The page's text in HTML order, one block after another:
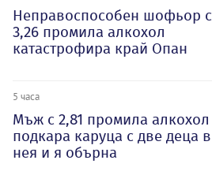
Неправоспособен шофьор с
3,26 промила алкохол
катастрофира край Опан
5 часа
Мъж с 2,81 промила алкохол
подкара каруца с две деца в
нея и я обърна